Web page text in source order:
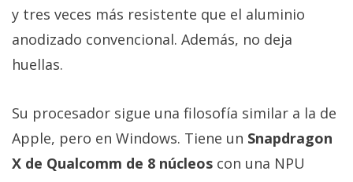
y tres veces más resistente que el aluminio
anodizado convencional. Además, no deja
huellas.
Su procesador sigue una filosofía similar a la de
Apple, pero en Windows. Tiene un Snapdragon
X de Qualcomm de 8 núcleos con una NPU